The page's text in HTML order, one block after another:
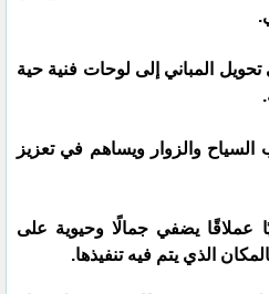
المباني إلى لوحات فنية حية
والزوار ويساهم في تعزيز
عملاقًا يضفي جمالًا وحيوية على
الذي يتم فيه تنفيذها.